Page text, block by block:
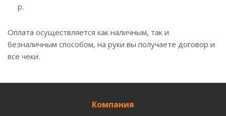
р.
Оплата осуществляется как наличным, так и
безналичным способом, на руки вы получаете договор и
все чеки.
Компания